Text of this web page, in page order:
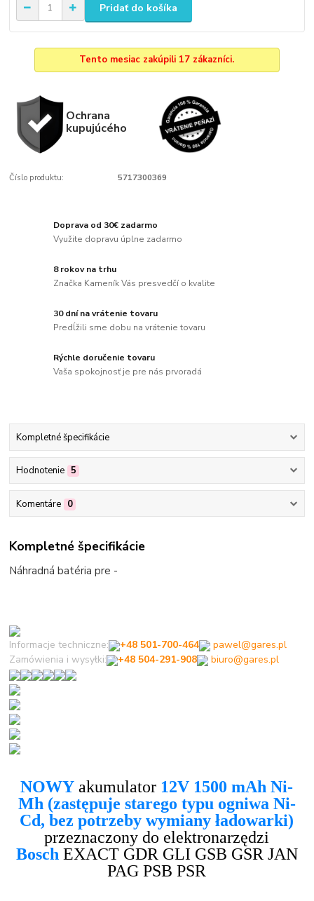
Pridať do košíka
Tento mesiac zakúpili 17 zákazníci.
Ochrana
kupujúcého
Číslo produktu: 5717300369
Doprava od 30€ zadarmo
Využite dopravu úplne zadarmo
8 rokov na trhu
Značka Kameník Vás presvedčí o kvalite
30 dní na vrátenie tovaru
Predĺžili sme dobu na vrátenie tovaru
Rýchle doručenie tovaru
Vaša spokojnosť je pre nás prvoradá
Kompletné špecifikácie
Hodnotenie 5
Komentáre 0
Kompletné špecifikácie
Náhradná batéria pre -
Informacje techniczne: +48 501-700-464
pawel@gares.pl
Zamówienia i wysyłki:
+48 504-291-908 biuro@gares.pl
NOWY akumulator 12V 1500 mAh Ni-
Mh (zastępuje starego typu ogniwa Ni-
Cd, bez potrzeby wymiany ładowarki)
przeznaczony do elektronarzędzi
Bosch EXACT GDR GLI GSB GSR JAN
PAG PSB PSR